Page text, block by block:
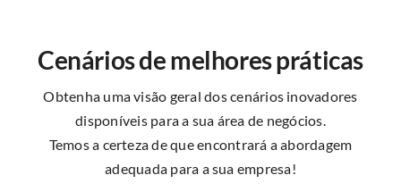
Cenários de melhores práticas
Obtenha uma visão geral dos cenários inovadores
disponíveis para a sua área de negócios.
Temos a certeza de que encontrará a abordagem
adequada para a sua empresa!